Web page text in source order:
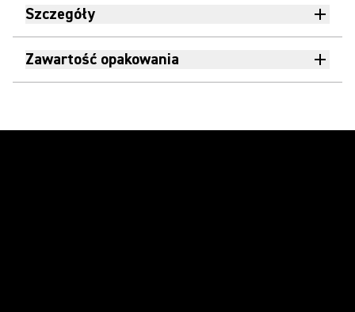
Szczegóły
Zawartość opakowania